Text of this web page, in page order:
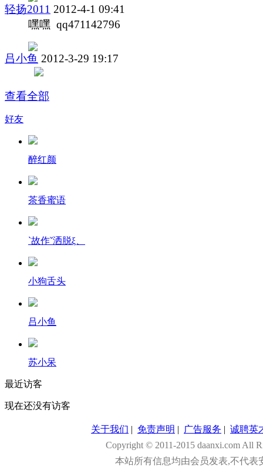
轻扬2011 2012-4-1 09:41
嘿嘿 qq471142796
吕小鱼 2012-3-29 19:17
查看全部
好友
醉红颜
茶香蜜语
`故作ˇ洒脱ξ、
小狗舌头
吕小鱼
苏小呆
最近访客
现在还没有访客
关于我们 | 免责声明 | 广告服务 | 诚聘英
Copyright © 2011-2015 daanxi.com All
本站所有信息均由会员发表,不代